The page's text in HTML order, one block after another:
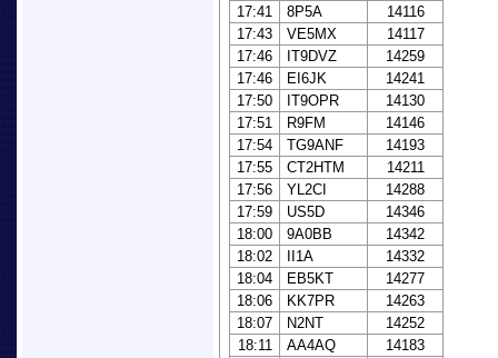
17:41
8P5A
14116
17:43
VE5MX
14117
17:46
IT9DVZ
14259
17:46
EI6JK
14241
17:50
IT9OPR
14130
17:51
R9FM
14146
17:54
TG9ANF
14193
17:55
CT2HTM
14211
17:56
YL2CI
14288
17:59
US5D
14346
18:00
9A0BB
14342
18:02
II1A
14332
18:04
EB5KT
14277
18:06
KK7PR
14263
18:07
N2NT
14252
18:11
AA4AQ
14183